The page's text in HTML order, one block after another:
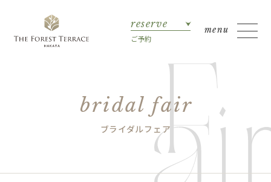
reserve
ご予約
bridal fair
ブライダルフェア